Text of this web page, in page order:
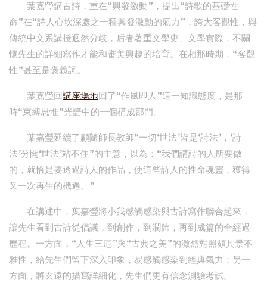
葉嘉瑩講古詩，重在“興發激動”，提出“詩歌的基礎性
命”在“詩人心坎深處之一種興發激動的氣力”，誇大客觀性，與
傳統中文系講授迥然分歧，后者著重文學史、文學實際，不關
懷先生的詳細寫作才能和審美興趣的培育。在相那時期，“客觀
性”甚至是褒義詞。
葉嘉瑩回講座場地回了“作風即人”這一知識態度，是那
時“束縛思惟”光譜中的一個構成部門。
葉嘉瑩延續了顧隨師長教師“一切‘世法’皆是‘詩法’，‘詩
法’分開‘世法’站不住”的主意，以為：“我們講詩的人所要做
的，就恰是要透過詩人的作品，使這些詩人的性命魂靈，獲得
又一次再生的機遇。”
在講述中，葉嘉瑩將小我感觸感染與古詩寫作聯合起來，
讓先生看到古詩從倡議，到創作，到潤飾，再到成篇的全經過
歷程。一方面，“人生三厄”與“古典之美”的激烈對照頗具景不
雅性，給先生們留下深入印象，易感觸感染到經典氣力；另一
方面，將玄遠的描寫詳細化，先生們更有信念測驗考試。